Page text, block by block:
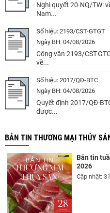
Nghị quyết 20-NQ/TW:
Nam...
Số hiệu: 2193/CST-GTGT
Ngày BH: 04/08/2026
Công văn 2193/CST-
về...
Số hiệu: 2017/QĐ-BTC
Ngày BH: 04/08/2026
Quyết định 2017/QĐ-
được...
BẢN TIN THƯƠNG MẠI THỦY
Bản tin
2026
Cập nhật: